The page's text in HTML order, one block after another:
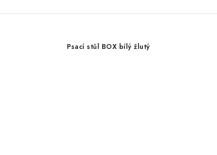
Psací stůl BOX bílý žlutý